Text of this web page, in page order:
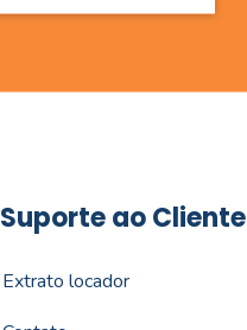
Suporte ao Cliente
Extrato locador